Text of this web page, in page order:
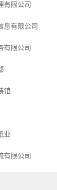
有限公司
息有限公司
有限公司
馆
业
有限公司